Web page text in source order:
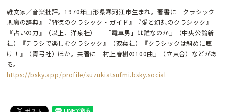
雑文家／音楽批評。1970年山形県寒河江市生まれ。著書に『クラシック
悪魔の辞典』『背徳のクラシック・ガイド』『愛と幻想のクラシック』
『占いの力』（以上、洋泉社） 『「電車男」は誰なのか』（中央公論新
社）『チラシで楽しむクラシック』（双葉社）『クラシックは斜めに聴
け！』（青弓社）ほか。共著に『村上春樹の100曲』（立東舎）などがあ
る。
https://bsky.app/profile/suzukiatsufmi.bsky.social